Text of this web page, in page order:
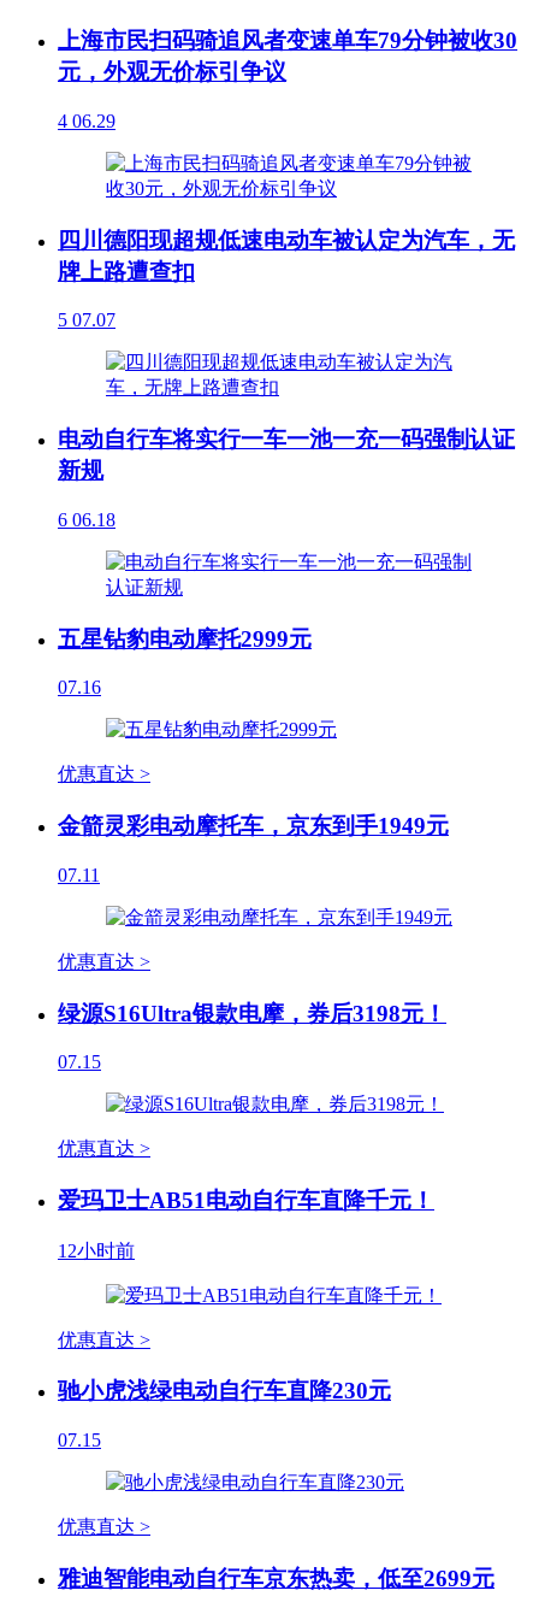
上海市民扫码骑追风者变速单车79分钟被收30
元，外观无价标引争议
4 06.29
四川德阳现超规低速电动车被认定为汽车，无
牌上路遭查扣
5 07.07
电动自行车将实行一车一池一充一码强制认证
新规
6 06.18
五星钻豹电动摩托2999元
07.16
优惠直达 >
金箭灵彩电动摩托车，京东到手1949元
07.11
优惠直达 >
绿源S16Ultra银款电摩，券后3198元！
07.15
优惠直达 >
爱玛卫士AB51电动自行车直降千元！
12小时前
优惠直达 >
驰小虎浅绿电动自行车直降230元
07.15
优惠直达 >
雅迪智能电动自行车京东热卖，低至2699元